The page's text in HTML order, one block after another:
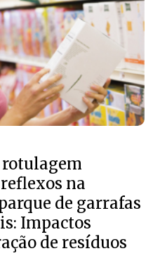
rotulagem
na
de garrafas
Impactos
de resíduos